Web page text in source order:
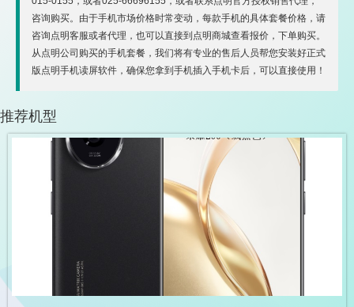
咨询购买。由于手机市场价格时常变动，每款手机的具体套餐价格，请
咨询点明客服或者代理，也可以直接到点明商城查看报价，下单购买。
从点明公司购买的手机套餐，我们将有专业的售后人员帮您安装好正式
版点明手机读屏软件，确保您拿到手机插入手机卡后，可以直接使用！
推荐机型